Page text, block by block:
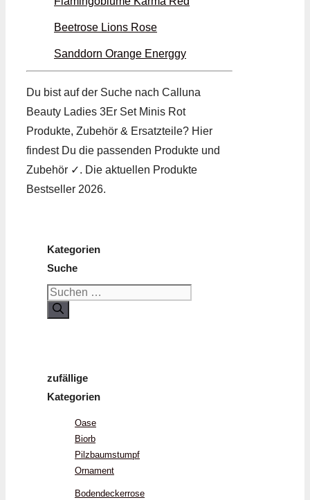
Beetrose Lions Rose
Sanddorn Orange Energgy
Du bist auf der Suche nach Calluna
Beauty Ladies 3Er Set Minis Rot
Produkte, Zubehör & Ersatzteile? Hier
findest Du die passenden Produkte und
Zubehör ✓. Die aktuellen Produkte
Bestseller 2026.
Kategorien
Suche
Suchen
nach:
zufällige
Kategorien
Oase
Biorb
Pilzbaumstumpf
Ornament
Bodendeckerrose